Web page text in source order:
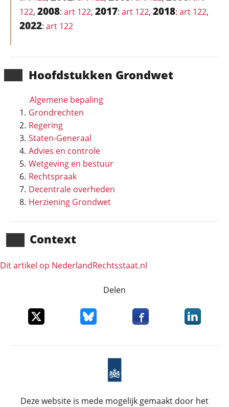
Hoofd­stukken Grondwet
Algemene bepaling
Grondrechten
Regering
Staten-Generaal
Advies en controle
Wetgeving en bestuur
Rechtspraak
Decentrale overheden
Herziening Grondwet
Context
Dit artikel op NederlandRechts­staat.nl
122, 2008: art 122, 2017: art 122, 2018: art 122,
2022: art 122
Delen
Deel dit item op XDeel dit item op Bluesky
Deel dit item opDeel dit
Deze website is mede mogelijk gemaakt door het